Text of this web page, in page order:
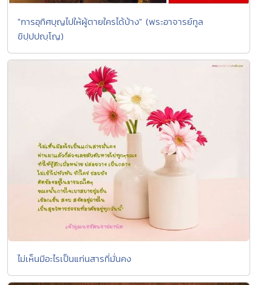
"การอุทิศบุญไปให้ผู้ตายใครได้บ้าง" (พระอาจารย์ทูล
ขิปฺปปญฺโญ)
ไม่เห็นมีอะไรเป็นแก่นสารที่มั่นคง